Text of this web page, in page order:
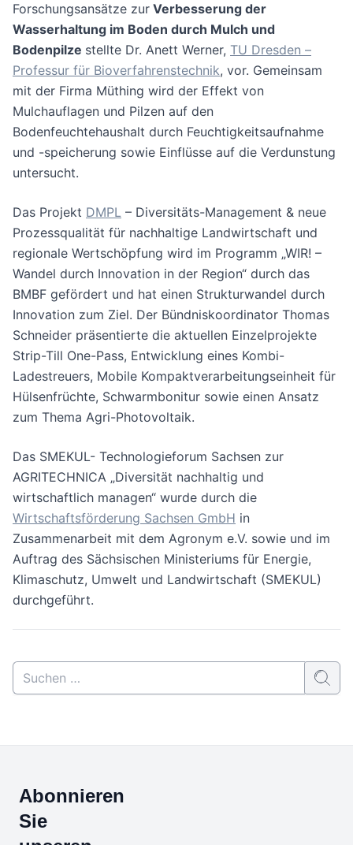
Forschungsansätze zur Verbesserung der
Wasserhaltung im Boden durch Mulch und
Bodenpilze stellte Dr. Anett Werner, TU Dresden –
Professur für Bioverfahrenstechnik, vor. Gemeinsam
mit der Firma Müthing wird der Effekt von
Mulchauflagen und Pilzen auf den
Bodenfeuchtehaushalt durch Feuchtigkeitsaufnahme
und -speicherung sowie Einflüsse auf die Verdunstung
untersucht.
Das Projekt DMPL – Diversitäts-Management & neue
Prozessqualität für nachhaltige Landwirtschaft und
regionale Wertschöpfung wird im Programm „WIR! –
Wandel durch Innovation in der Region“ durch das
BMBF gefördert und hat einen Strukturwandel durch
Innovation zum Ziel. Der Bündniskoordinator Thomas
Schneider präsentierte die aktuellen Einzelprojekte
Strip-Till One-Pass, Entwicklung eines Kombi-
Ladestreuers, Mobile Kompaktverarbeitungseinheit für
Hülsenfrüchte, Schwarmbonitur sowie einen Ansatz
zum Thema Agri-Photovoltaik.
Das SMEKUL- Technologieforum Sachsen zur
AGRITECHNICA „Diversität nachhaltig und
wirtschaftlich managen“ wurde durch die
Wirtschaftsförderung Sachsen GmbH in
Zusammenarbeit mit dem Agronym e.V. sowie und im
Auftrag des Sächsischen Ministeriums für Energie,
Klimaschutz, Umwelt und Landwirtschaft (SMEKUL)
durchgeführt.
Abonnieren
Sie